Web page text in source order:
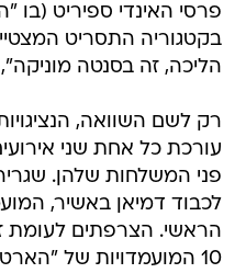
פרסי האינדי ספיריט (בו
בקטגוריה התסריט
הליכה, זה בסנטה
רק לשם השוואה,
עורכת כל אחת שני
פני המשלחות שלהן.
לכבוד דמיאן באשיר,
הראשי. הצרפתים לעומת
10 המועמדויות של